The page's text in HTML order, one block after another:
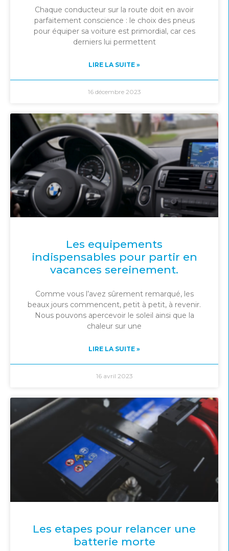
Chaque conducteur sur la route doit en avoir
parfaitement conscience : le choix des pneus
pour équiper sa voiture est primordial, car ces
derniers lui permettent
LIRE LA SUITE »
16 décembre 2023
Les equipements
indispensables pour partir en
vacances sereinement.
Comme vous l’avez sûrement remarqué, les
beaux jours commencent, petit à petit, à revenir.
Nous pouvons apercevoir le soleil ainsi que la
chaleur sur une
LIRE LA SUITE »
16 avril 2023
Les etapes pour relancer une
batterie morte